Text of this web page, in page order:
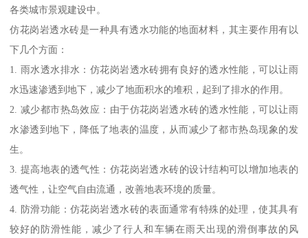
各类城市景观建设中。
仿花岗岩透水砖是一种具有透水功能的地面材料，其主要作用有以
下几个方面：
1. 雨水透水排水：仿花岗岩透水砖拥有良好的透水性能，可以让雨
水迅速渗透到地下，减少了地面积水的堆积，起到了排水的作用。
2. 减少都市热岛效应：由于仿花岗岩透水砖的透水性能，可以让雨
水渗透到地下，降低了地表的温度，从而减少了都市热岛现象的发
生。
3. 提高地表的透气性：仿花岗岩透水砖的设计结构可以增加地表的
透气性，让空气自由流通，改善地表环境的质量。
4. 防滑功能：仿花岗岩透水砖的表面通常有特殊的处理，使其具有
较好的防滑性能，减少了行人和车辆在雨天出现的滑倒事故的风